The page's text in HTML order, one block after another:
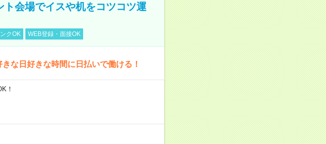
ト会場でイスや机をコツコツ運
クOK WEB登録・面接OK
な日好きな時間に日払いで働ける！
！